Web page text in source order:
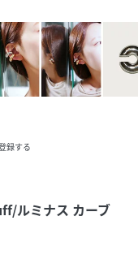
録する
ルミナス カーブ